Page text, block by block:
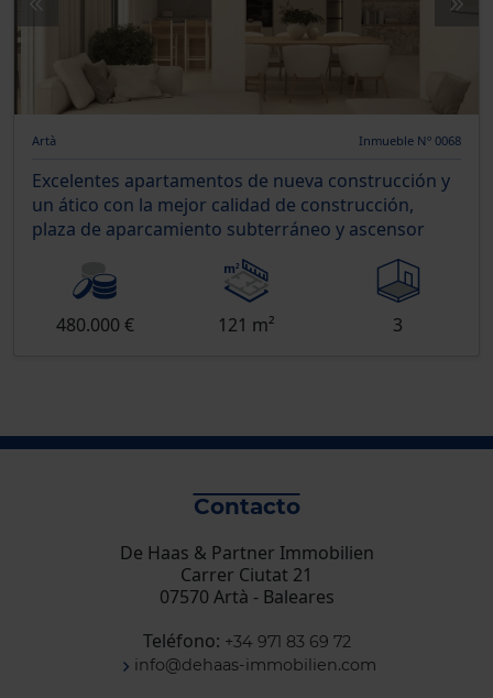
Artà Inmueble Nº 0068
Excelentes apartamentos de nueva construcción y
un ático con la mejor calidad de construcción,
plaza de aparcamiento subterráneo y ascensor
480.000 € 121 m² 3
Contacto
De Haas & Partner Immobilien
Carrer Ciutat 21
07570 Artà - Baleares
Teléfono: +34 971 83 69 72
info@dehaas-immobilien.com